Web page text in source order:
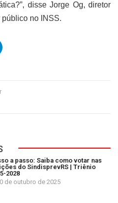
disse Jorge Og, diretor
no INSS.
a passo: Saiba como votar nas
do SindisprevRS | Triênio
2028
de outubro de 2025